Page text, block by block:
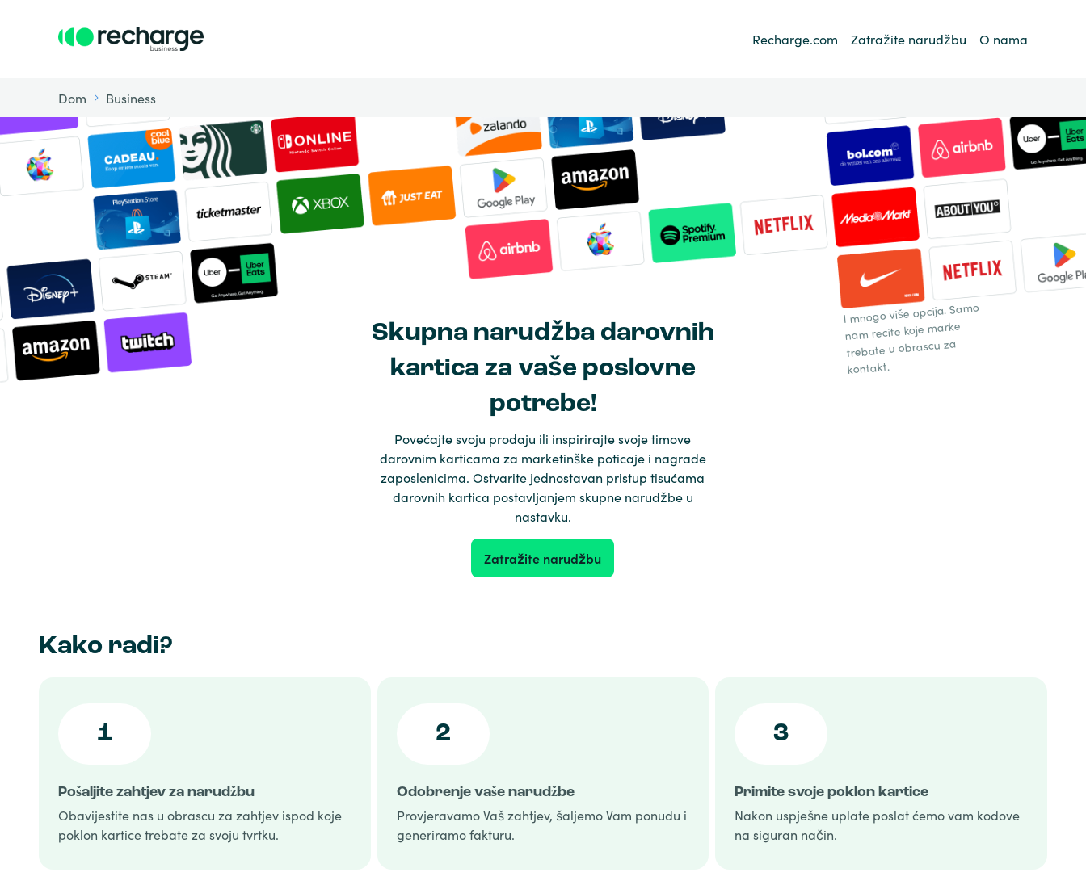
Recharge.com Zatražite narudžbu O nama
Dom Business
Skupna narudžba darovnih
kartica za vaše poslovne
potrebe!
Povećajte svoju prodaju ili inspirirajte svoje timove
darovnim karticama za marketinške poticaje i nagrade
zaposlenicima. Ostvarite jednostavan pristup tisućama
darovnih kartica postavljanjem skupne narudžbe u
nastavku.
Zatražite narudžbu
I mnogo više opcija. Samo
nam recite koje marke
trebate u obrascu za
kontakt.
Kako radi?
1
Pošaljite zahtjev za narudžbu
Obavijestite nas u obrascu za zahtjev ispod koje
poklon kartice trebate za svoju tvrtku.
2
Odobrenje vaše narudžbe
Provjeravamo Vaš zahtjev, šaljemo Vam ponudu i
generiramo fakturu.
3
Primite svoje poklon kartice
Nakon uspješne uplate poslat ćemo vam kodove
na siguran način.